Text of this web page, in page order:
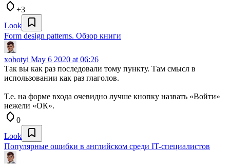
+3
Look
Form design patterns. Обзор книги
xobotyi May 6 2020 at 06:26
Так вы как раз последовали тому пункту. Там смысл в
использовании как раз глаголов.
Т.е. на форме входа очевидно лучше кнопку назвать «Войти»
нежели «ОК».
0
Look
Популярные ошибки в английском среди IT-специалистов